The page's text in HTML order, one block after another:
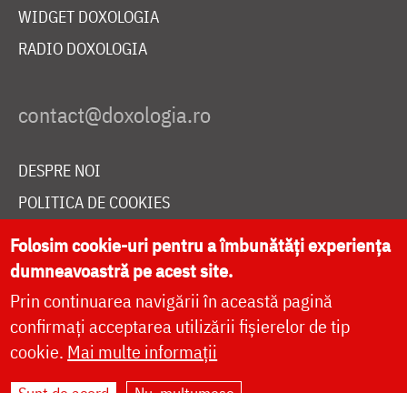
WIDGET DOXOLOGIA
RADIO DOXOLOGIA
DESPRE NOI
POLITICA DE COOKIES
DONEAZĂ ONLINE PENTRU CATEDRALA NAȚIONALĂ
LIVE
Folosim cookie-uri pentru a îmbunătăți experiența
dumneavoastră pe acest site.
Prin continuarea navigării în această pagină
confirmați acceptarea utilizării fișierelor de tip
cookie. Mai multe informații